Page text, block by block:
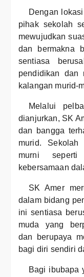
Dengan
pihak sekolah
mewujudkan
dan bermakna
sentiasa
pendidikan dan
kalangan murid-
Melalui
dianjurkan, SK
dan bangga
murid.
murni seperti
kebersamaan
SK Amer
dalam bidang
ini sentiasa
muda yang
dan berupaya
bagi diri sendiri
Bagi ibubapa